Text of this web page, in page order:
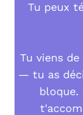
Tu peux
Tu viens
— tu as
bloque.